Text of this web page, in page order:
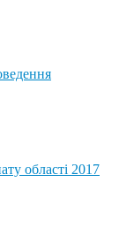
області 2017